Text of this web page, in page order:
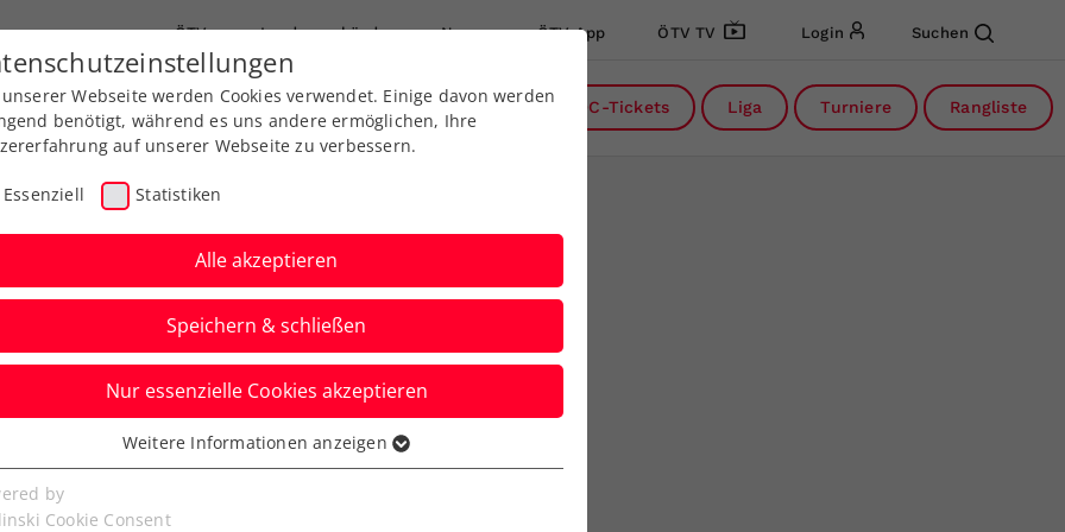
ÖTV Landesverbände News ÖTV App ÖTV TV Login Suchen
Ausbildungen Services Über uns DC-Tickets Liga Turniere Rangliste
Conference 2025:
Ticket sichern!
Webseite werden Cookies verwendet. Einige davon werden
benötigt, während es uns andere ermöglichen, Ihre
auf unserer Webseite zu verbessern.
Essenziell Statistiken
Alle akzeptieren
Speichern & schließen
Nur essenzielle Cookies akzeptieren
Cookies werden für grundlegende Funktionen der
benötigt. Dadurch ist gewährleistet, dass die Webseite
Weitere Informationen anzeigen
by
Cookie Consent